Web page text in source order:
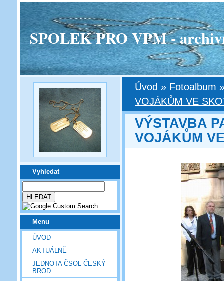
SPOLEK PRO VPM -
Vyhledat
Menu
ÚVOD
AKTUÁLNĚ
JEDNOTA ČSOL ČESKÝ
BROD
Úvod » Fotoalbum
VOJÁKŮM VE
VÝSTAVBA
VOJÁKŮM